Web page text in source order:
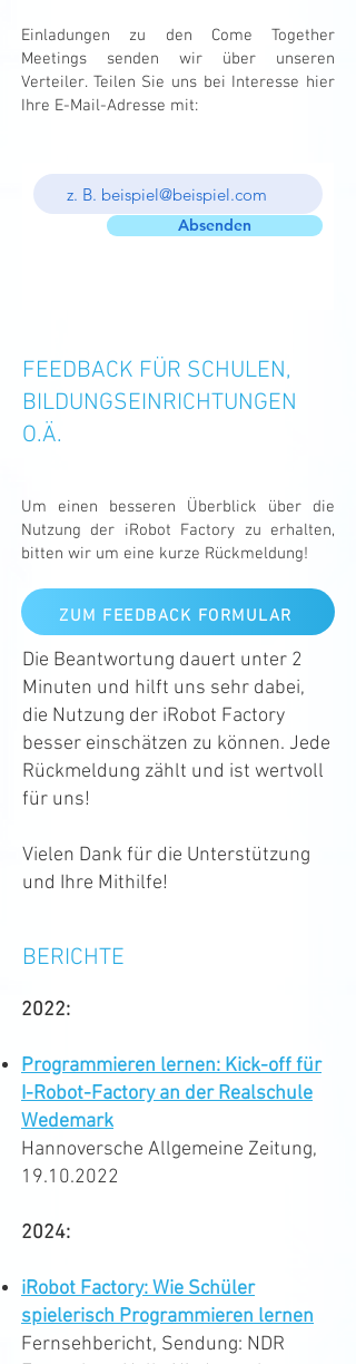
Einladungen zu den Come Together
Meetings senden wir über unseren
Verteiler. Teilen Sie uns bei Interesse hier
Ihre E-Mail-Adresse mit:
Absenden
FEEDBACK FÜR SCHULEN,
BILDUNGSEINRICHTUNGEN
O.Ä.
Um einen besseren Überblick über die
Nutzung der iRobot Factory zu erhalten,
bitten wir um eine kurze Rückmeldung!
ZUM FEEDBACK FORMULAR
Die Beantwortung dauert unter 2
Minuten und hilft uns sehr dabei,
die Nutzung der iRobot Factory
besser einschätzen zu können. Jede
Rückmeldung zählt und ist wertvoll
für uns!
Vielen Dank für die Unterstützung
und Ihre Mithilfe!
BERICHTE
2022:
Programmieren lernen: Kick-off für
I-Robot-Factory an der Realschule
Wedemark
Hannoversche Allgemeine Zeitung,
19.10.2022
2024:
iRobot Factory: Wie Schüler
spielerisch Programmieren lernen
Fernsehbericht, Sendung: NDR